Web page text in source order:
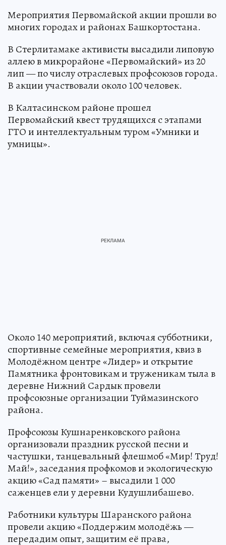
Мероприятия Первомайской акции прошли во
многих городах и районах Башкортостана.
В Стерлитамаке активисты высадили липовую
аллею в микрорайоне «Первомайский» из 20
лип — по числу отраслевых профсоюзов города.
В акции участвовали около 100 человек.
В Калтасинском районе прошел
Первомайский квест трудящихся с этапами
ГТО и интеллектуальным туром «Умники и
умницы».
Около 140 мероприятий, включая субботники,
спортивные семейные мероприятия, квиз в
Молодёжном центре «Лидер» и открытие
Памятника фронтовикам и труженикам тыла в
деревне Нижний Сардык провели
профсоюзные организации Туймазинского
района.
Профсоюзы Кушнаренковского района
организовали праздник русской песни и
частушки, танцевальный флешмоб «Мир! Труд!
Май!», заседания профкомов и экологическую
акцию «Сад памяти» – высадили 1 000
саженцев ели у деревни Кудушлибашево.
Работники культуры Шаранского района
провели акцию «Поддержим молодёжь —
передадим опыт, защитим её права,